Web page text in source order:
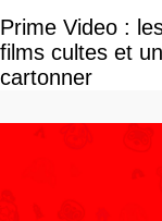
Prime Video :
films cultes et
cartonner